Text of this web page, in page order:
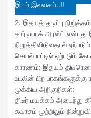
இடம் இலவசம்..!!
2. இதயத் துடிப்பு
​கார்டியாக் அரஸ்ட் என்பது
நிறுத்திவிடுவதால்
செயல்பாட்டில் ஏற்படும்
​காரணம்: இதயம் திடீரென
உடலின் பிற பாகங்களுக்கு
​முக்கிய அறிகுறிகள்:
​திடீர் மயக்கம் அடைந்து
​சுவாசம் முற்றிலும்